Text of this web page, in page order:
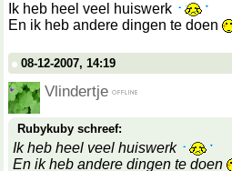
Ik heb heel veel huiswerk
En ik heb andere dingen te doen
08-12-2007, 14:19
Vlindertje
Rubykuby schreef:
Ik heb heel veel huiswerk
En ik heb andere dingen te doen